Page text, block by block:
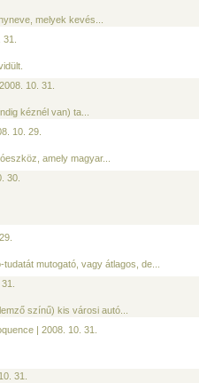
melyek kevés...
10. 31.
kéznél van) ta...
10. 29.
amely magyar...
30.
mutogató, vagy átlagos, de...
színű) kis városi autó...
| 2008. 10. 31.
31.